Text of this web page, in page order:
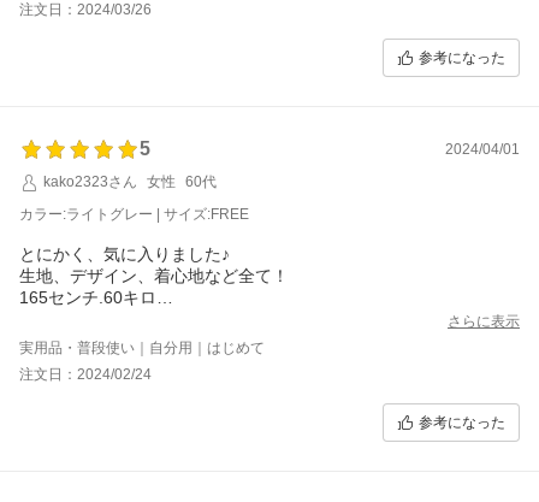
注文日：2024/03/26
参考になった
5
2024/04/01
kako2323さん
女性
60代
カラー:ライトグレー | サイズ:FREE
とにかく、気に入りました♪
生地、デザイン、着心地など全て！
165センチ.60キロ
トップス
9号または11号購入してます。
さらに表示
実用品・普段使い｜自分用｜はじめて
注文日：2024/02/24
参考になった